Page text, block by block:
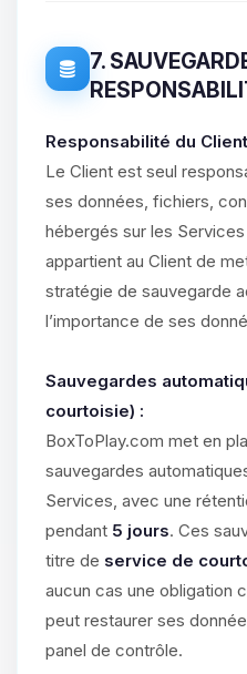
7.
Responsabilité du
Le Client est seul
ses données, fichiers,
hébergés sur les
appartient au Client de
stratégie de sauvegarde
l’importance de ses
Sauvegardes
courtoisie) :
BoxToPlay.com met en
sauvegardes
Services, avec une
pendant 5 jours. Ces
titre de service de
aucun cas une obligation
peut restaurer ses
panel de contrôle.